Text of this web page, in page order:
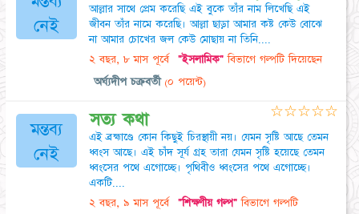
নেই
আল্লার সাথে প্রেম করেছি এই বুকে তাঁর নাম লিখেছি এই
জীবন তাঁর নামে করেছি। আল্লা ছাড়া আমার কষ্ট কেউ বোঝে
না আমার চোখের জল কেউ মোছায় না তিনি....
২ বছর, ৮ মাস পূর্বে "ইসলামিক"বিভাগে গল্পটি দিয়েছেন
অর্ঘ্যদীপ চক্রবর্তী (০ পয়েন্ট)
মন্তব্য
নেই
সত্য কথা
এই ব্রহ্মাণ্ডে কোন কিছুই চিরস্থায়ী নয়। যেমন সৃষ্টি আছে তেমন
ধ্বংস আছে। এই চাঁদ সূর্য গ্রহ তারা যেমন সৃষ্টি হয়েছে তেমন
ধ্বংসের পথে এগোচ্ছে। পৃথিবীও ধ্বংসের পথে এগোচ্ছে।
একটি....
২ বছর, ৯ মাস পূর্বে "শিক্ষণীয় গল্প"বিভাগে গল্পটি
☆☆☆☆☆